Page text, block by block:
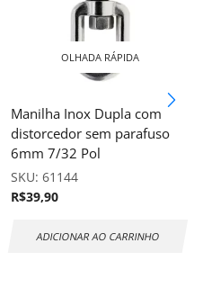
OLHADA RÁPIDA
Manilha Inox Dupla com
distorcedor sem parafuso
6mm 7/32 Pol
SKU: 61144
R$39,90
ADICIONAR AO CARRINHO